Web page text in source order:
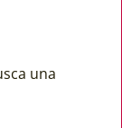
una